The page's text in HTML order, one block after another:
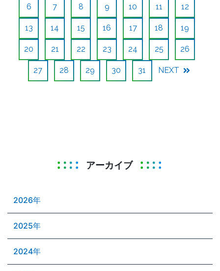
6 7 8 9 10 11 12
13 14 15 16 17 18 19
20 21 22 23 24 25 26
27 28 29 30 31 NEXT
アーカイブ
2026年
2025年
2024年